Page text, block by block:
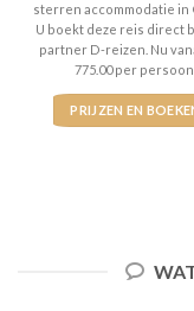
sterren accommodatie in
U boekt deze reis direct
partner D-reizen. Nu
775.00 per persoon.
PRIJZEN EN